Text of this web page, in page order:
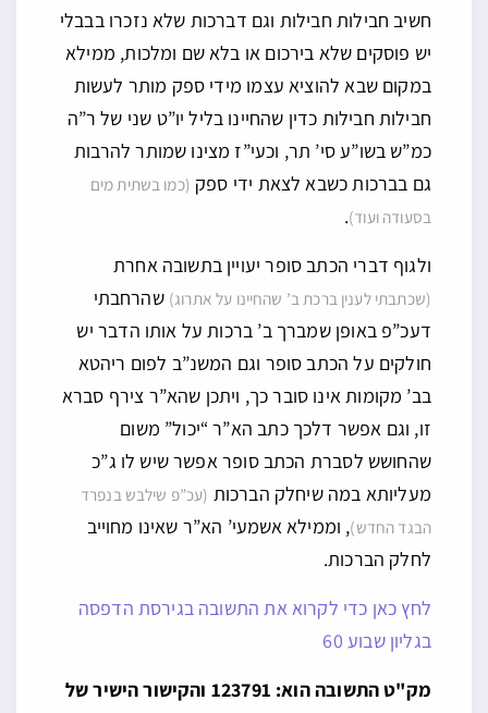
חשיב חבילות חבילות וגם דברכות שלא נזכרו בבבלי
יש פוסקים שלא בירכום או בלא שם ומלכות, ממילא
במקום שבא להוציא עצמו מידי ספק מותר לעשות
חבילות חבילות כדין שהחיינו בליל יו”ט שני של ר”ה
כמ”ש בשו”ע סי’ תר, וכעי”ז מצינו שמותר להרבות
גם בברכות כשבא לצאת ידי ספק (כמו בשתית מים
בסעודה ועוד).
ולגוף דברי הכתב סופר יעויין בתשובה אחרת
(שכתבתי לענין ברכת ב’ שהחיינו על אתרוג) שהרחבתי
דעכ”פ באופן שמברך ב’ ברכות על אותו הדבר יש
חולקים על הכתב סופר וגם המשנ”ב לפום ריהטא
בב’ מקומות אינו סובר כך, ויתכן שהא”ר צירף סברא
זו, וגם אפשר דלכך כתב הא”ר “יכול” משום
שהחושש לסברת הכתב סופר אפשר שיש לו ג”כ
מעליותא במה שיחלק הברכות (עכ”פ שילבש בנפרד
הבגד החדש), וממילא אשמעי’ הא”ר שאינו מחוייב
לחלק הברכות.
לחץ כאן כדי לקרוא את התשובה בגירסת הדפסה
בגליון שבוע 60
מק"ט התשובה הוא: 123791 והקישור הישיר של